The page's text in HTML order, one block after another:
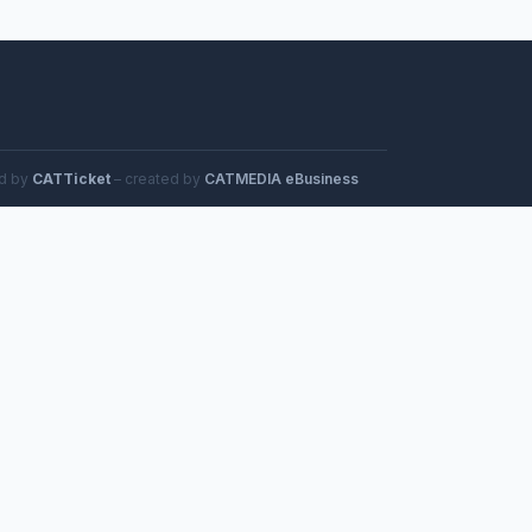
by CATTicket – created by CATMEDIA eBusiness